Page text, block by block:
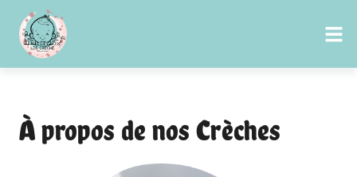
À propos de nos Crèches